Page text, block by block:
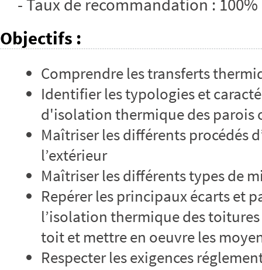
- Taux de recommandation : 100%
Objectifs :
Comprendre les transferts
Identifier les typologies et
d'isolation thermique des parois
Maîtriser les différents procédés
l’extérieur
Maîtriser les différents types de
Repérer les principaux écarts et
l’isolation thermique des
toit et mettre en oeuvre les
Respecter les exigences